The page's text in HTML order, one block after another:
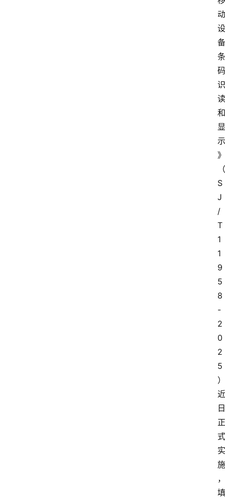
动
设
备
条
码
识
读
和
显
示
》
（
S
J
/
T
1
1
9
5
8
-
2
0
2
5
）
近
日
正
式
实
施
，
填